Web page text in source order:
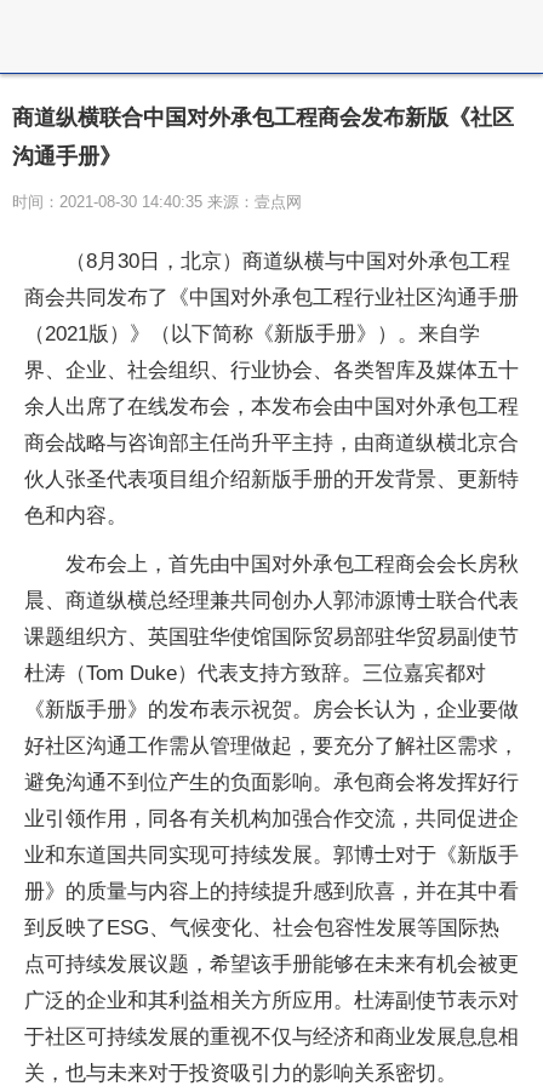
商道纵横联合中国对外承包工程商会发布新版《社区
沟通手册》
时间：2021-08-30 14:40:35 来源：壹点网
（8月30日，北京）商道纵横与中国对外承包工程
商会共同发布了《中国对外承包工程行业社区沟通手册
（2021版）》（以下简称《新版手册》）。来自学
界、企业、社会组织、行业协会、各类智库及媒体五十
余人出席了在线发布会，本发布会由中国对外承包工程
商会战略与咨询部主任尚升平主持，由商道纵横北京合
伙人张圣代表项目组介绍新版手册的开发背景、更新特
色和内容。
发布会上，首先由中国对外承包工程商会会长房秋
晨、商道纵横总经理兼共同创办人郭沛源博士联合代表
课题组织方、英国驻华使馆国际贸易部驻华贸易副使节
杜涛（Tom Duke）代表支持方致辞。三位嘉宾都对
《新版手册》的发布表示祝贺。房会长认为，企业要做
好社区沟通工作需从管理做起，要充分了解社区需求，
避免沟通不到位产生的负面影响。承包商会将发挥好行
业引领作用，同各有关机构加强合作交流，共同促进企
业和东道国共同实现可持续发展。郭博士对于《新版手
册》的质量与内容上的持续提升感到欣喜，并在其中看
到反映了ESG、气候变化、社会包容性发展等国际热
点可持续发展议题，希望该手册能够在未来有机会被更
广泛的企业和其利益相关方所应用。杜涛副使节表示对
于社区可持续发展的重视不仅与经济和商业发展息息相
关，也与未来对于投资吸引力的影响关系密切。